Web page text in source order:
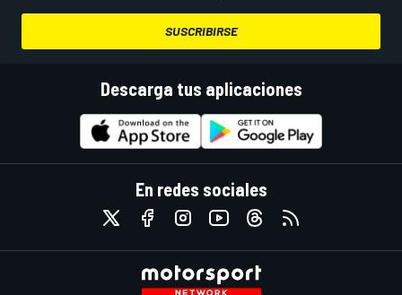
SUSCRIBIRSE
Descarga tus aplicaciones
En redes sociales